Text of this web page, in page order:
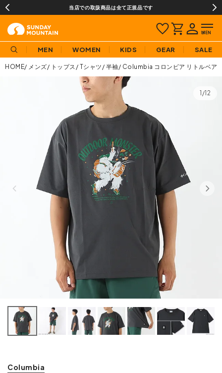
当店での取扱商品は全て正規品です
MEN WOMEN KIDS GEAR SALE
HOME メンズ トップス Tシャツ 半袖 Columbia コロンビア リトルベア
1/12
Columbia